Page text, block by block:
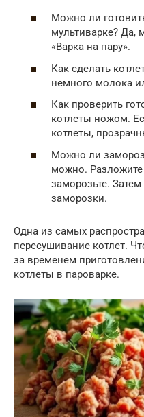
Можно ли
мультиварке? Да,
«Варка на пару».
Как сделать
немного молока
Как проверить
котлеты ножом.
котлеты,
Можно ли
можно.
заморозьте.
заморозки.
Одна из самых
пересушивание котлет.
за временем
котлеты в пароварке.